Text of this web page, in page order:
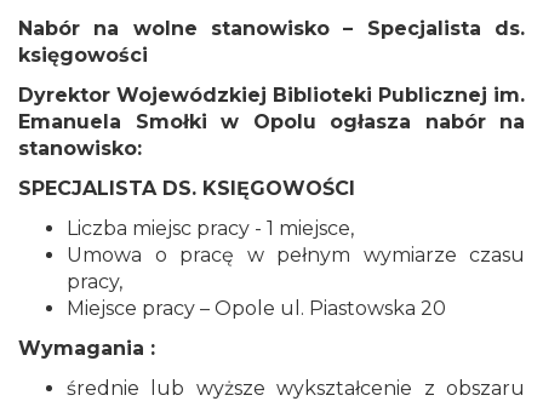
Nabór na wolne stanowisko – Specjalista ds.
księgowości
Dyrektor Wojewódzkiej Biblioteki Publicznej im.
Emanuela Smołki w Opolu ogłasza nabór na
stanowisko:
SPECJALISTA DS. KSIĘGOWOŚCI
Liczba miejsc pracy - 1 miejsce,
Umowa o pracę w pełnym wymiarze czasu
pracy,
Miejsce pracy – Opole ul. Piastowska 20
Wymagania :
średnie lub wyższe wykształcenie z obszaru